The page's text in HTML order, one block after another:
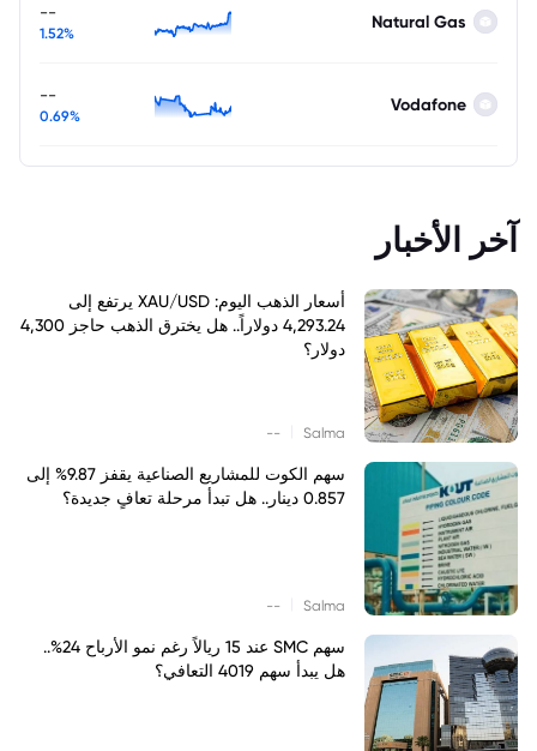
Natural Gas
--
1.52%
Vodafone
--
0.69%
آخر الأخبار
أسعار الذهب اليوم: XAU/USD يرتفع إلى
4,293.24 دولاراً.. هل يخترق الذهب حاجز 4,300
دولار؟
Salma
--
سهم الكوت للمشاريع الصناعية يقفز 9.87% إلى
0.857 دينار.. هل تبدأ مرحلة تعافٍ جديدة؟
Salma
--
سهم SMC عند 15 ريالاً رغم نمو الأرباح 24%..
هل يبدأ سهم 4019 التعافي؟